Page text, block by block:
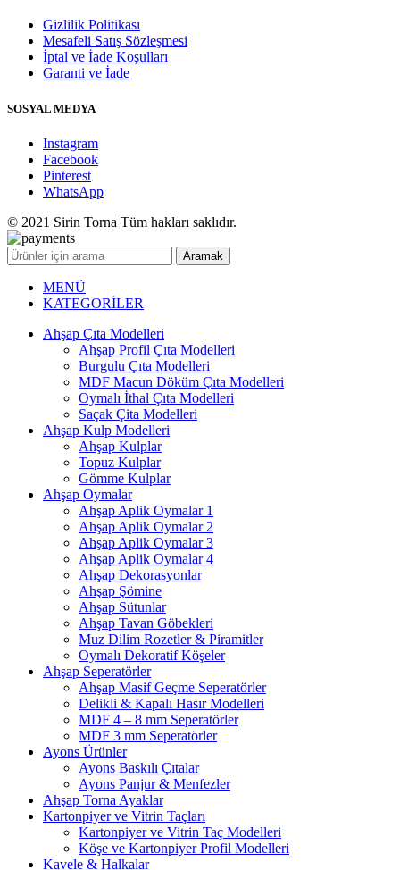
Gizlilik Politikası
Mesafeli Satış Sözleşmesi
İptal ve İade Koşulları
Garanti ve İade
SOSYAL MEDYA
Instagram
Facebook
Pinterest
WhatsApp
© 2021 Sirin Torna Tüm hakları saklıdır.
Aramak
MENÜ
KATEGORİLER
Ahşap Çıta Modelleri
Ahşap Profil Çıta Modelleri
Burgulu Çıta Modelleri
MDF Macun Döküm Çıta Modelleri
Oymalı İthal Çıta Modelleri
Saçak Çita Modelleri
Ahşap Kulp Modelleri
Ahşap Kulplar
Topuz Kulplar
Gömme Kulplar
Ahşap Oymalar
Ahşap Aplik Oymalar 1
Ahşap Aplik Oymalar 2
Ahşap Aplik Oymalar 3
Ahşap Aplik Oymalar 4
Ahşap Dekorasyonlar
Ahşap Şömine
Ahşap Sütunlar
Ahşap Tavan Göbekleri
Muz Dilim Rozetler & Piramitler
Oymalı Dekoratif Köşeler
Ahşap Seperatörler
Ahşap Masif Geçme Seperatörler
Delikli & Kapalı Hasır Modelleri
MDF 4 – 8 mm Seperatörler
MDF 3 mm Seperatörler
Ayons Ürünler
Ayons Baskılı Çıtalar
Ayons Panjur & Menfezler
Ahşap Torna Ayaklar
Kartonpiyer ve Vitrin Taçları
Kartonpiyer ve Vitrin Taç Modelleri
Köşe ve Kartonpiyer Profil Modelleri
Kavele & Halkalar